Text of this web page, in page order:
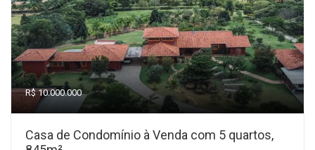
R$ 10.000.000
Casa de Condomínio à Venda com 5 quartos,